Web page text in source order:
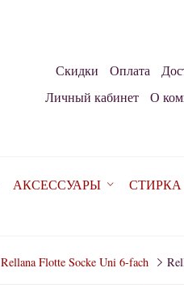
Скидки Оплата
Личный кабинет
О
АКСЕССУАРЫ
Rellana Flotte Socke Uni 6-fach